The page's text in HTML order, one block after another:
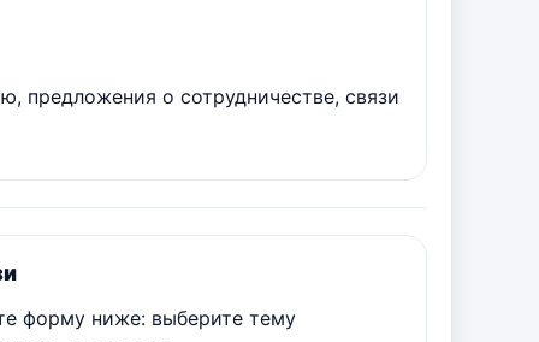
предложения о сотрудничестве, связи
форму ниже: выберите тему